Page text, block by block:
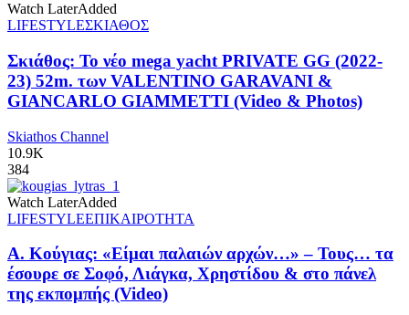
Watch LaterAdded
LIFESTYLEΣΚΙΑΘΟΣ
Σκιάθος: Το νέο mega yacht PRIVATE GG (2022-
23) 52m. των VALENTINO GARAVANI &
GIANCARLO GIAMMETTI (Video & Photos)
Skiathos Channel
10.9K
384
Watch LaterAdded
LIFESTYLEΕΠΙΚΑΙΡΟΤΗΤΑ
Α. Κούγιας: «Είμαι παλαιών αρχών…» – Τους… τα
έσουρε σε Σοφό, Λιάγκα, Χρηστίδου & στο πάνελ
της εκπομπής (Video)